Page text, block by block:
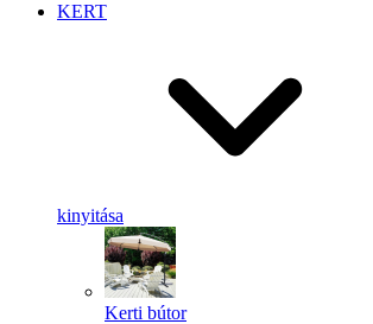
KERT
kinyitása
Kerti bútor